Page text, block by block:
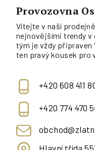
Provozovna
Vítejte v naší
nejnovějšími trendy v
tým je vždy připraven
ten pravý kousek pro
+420 608 411
+420 774 470